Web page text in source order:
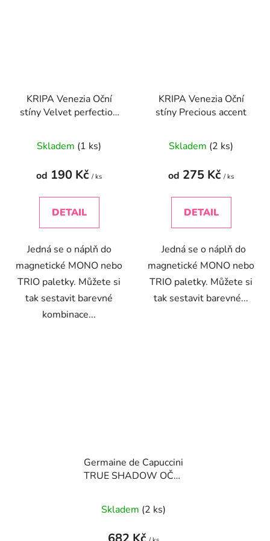
KRIPA Venezia Oční
stíny Velvet perfection
Skladem (1 ks)
od 190 Kč / ks
DETAIL
Jedná se o náplň do
magnetické MONO nebo
TRIO paletky. Můžete si
tak sestavit barevné
kombinace...
KRIPA Venezia Oční
stíny Precious accent
Skladem (2 ks)
od 275 Kč / ks
DETAIL
Jedná se o náplň do
magnetické MONO nebo
TRIO paletky. Můžete si
tak sestavit barevné...
Germaine de Capuccini
TRUE SHADOW OČNÍ
2,7 g
stíny
Skladem (2 ks)